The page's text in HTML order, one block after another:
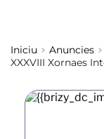
Iniciu
Anuncies
XXXVIII Xornaes